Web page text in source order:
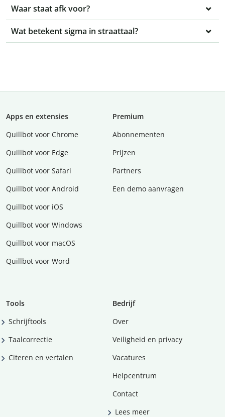
Waar staat afk voor?
Wat betekent sigma in straattaal?
Apps en extensies
Quillbot voor Chrome
Quillbot voor Edge
Quillbot voor Safari
Quillbot voor Android
Quillbot voor iOS
Quillbot voor Windows
Quillbot voor macOS
Quillbot voor Word
Premium
Abonnementen
Prijzen
Partners
Een demo aanvragen
Tools
Schrijftools
Taalcorrectie
Citeren en vertalen
Bedrijf
Over
Veiligheid en privacy
Vacatures
Helpcentrum
Contact
Lees meer